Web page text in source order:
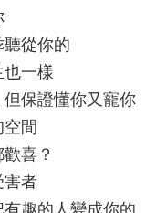
從你的
一樣
保證懂你又寵你
間
喜？
害者
趣的人變成你的